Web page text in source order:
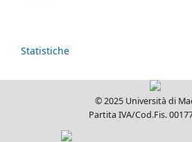
Statistiche
© 2025 Università di
Partita IVA/Cod.Fis.